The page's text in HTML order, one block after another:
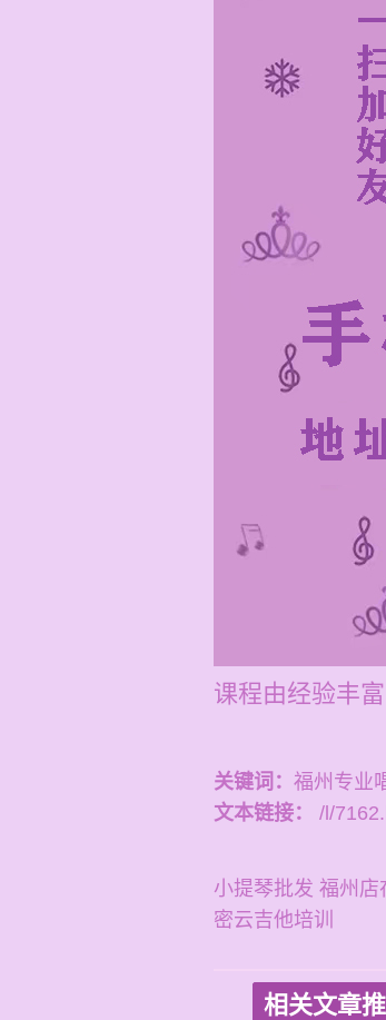
课程由经验丰
关键词： 福州专业
文本链接：
/l/
小提琴批发 福州店
密云吉他培训
相关文章